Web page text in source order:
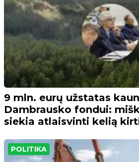
9 mln. eurų užstatas
Dambrausko fondui:
siekia atlaisvinti kelią
POLITIKA